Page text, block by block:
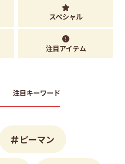
スペシャル
注目アイテム
注目キーワード
ピーマン